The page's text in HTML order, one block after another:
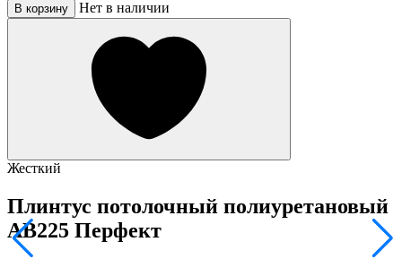
В корзину Нет в наличии
Жесткий
Плинтус потолочный полиуретановый
AB225 Перфект